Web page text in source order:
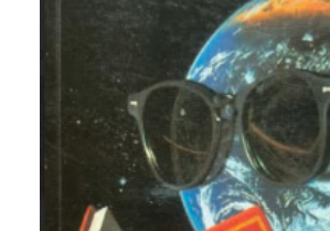
CATEGORÍAS
AUTORES DESTACADOS
GLOSARIO